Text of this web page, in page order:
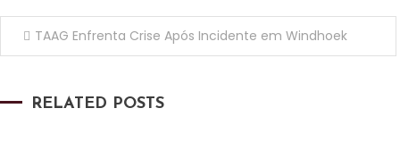
Navegação
artigos
TAAG Enfrenta Crise Após Incidente em Windhoek
RELATED POSTS